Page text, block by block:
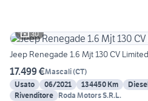
30
Jeep Renegade 1.6 Mjt 130 CV Limited
17.499 €Mascali(CT)
Usato
06/2021 134450 Km
Rivenditore Roda Motors S.R.L.